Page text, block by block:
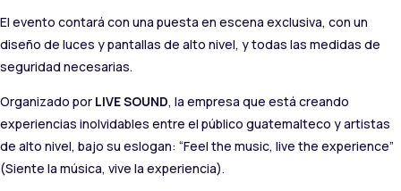
El evento contará con una puesta en escena exclusiva, con un
diseño de luces y pantallas de alto nivel, y todas las medidas de
seguridad necesarias.
Organizado por LIVE SOUND, la empresa que está creando
experiencias inolvidables entre el público guatemalteco y artistas
de alto nivel, bajo su eslogan: “Feel the music, live the experience”
(Siente la música, vive la experiencia).